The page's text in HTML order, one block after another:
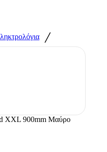
/
XXL 900mm Μαύρο